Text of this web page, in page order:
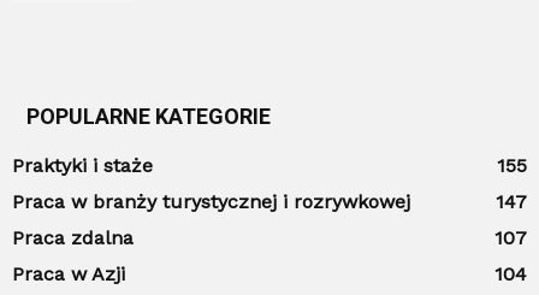
POPULARNE KATEGORIE
Praktyki i staże
155
Praca w branży turystycznej i rozrywkowej
147
Praca zdalna
107
Praca w Azji
104